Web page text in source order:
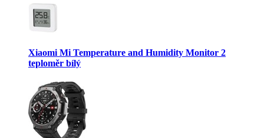
Xiaomi Mi Temperature and Humidity Monitor 2
teploměr bílý